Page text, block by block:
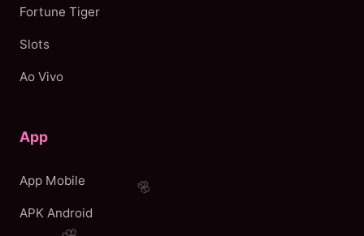
Fortune Tiger
Slots
Ao Vivo
App
App Mobile
APK Android